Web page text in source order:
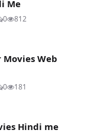
Me
0 812
Web
0 181
Hindi me